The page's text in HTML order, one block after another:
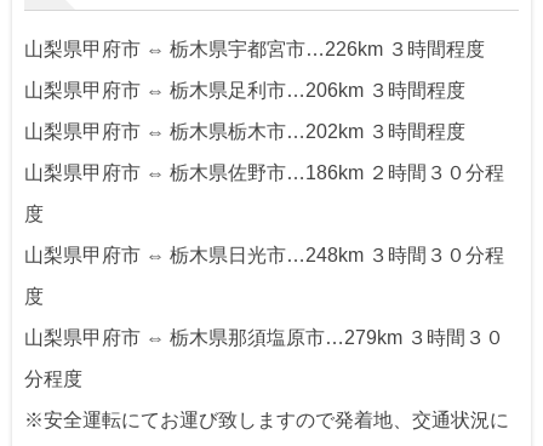
山梨県甲府市 ⇔ 栃木県宇都宮市…226km ３時間程度
山梨県甲府市 ⇔ 栃木県足利市…206km ３時間程度
山梨県甲府市 ⇔ 栃木県栃木市…202km ３時間程度
山梨県甲府市 ⇔ 栃木県佐野市…186km ２時間３０分程
度
山梨県甲府市 ⇔ 栃木県日光市…248km ３時間３０分程
度
山梨県甲府市 ⇔ 栃木県那須塩原市…279km ３時間３０
分程度
※安全運転にてお運び致しますので発着地、交通状況に